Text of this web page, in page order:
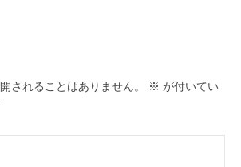
されることはありません。 ※ が付いてい